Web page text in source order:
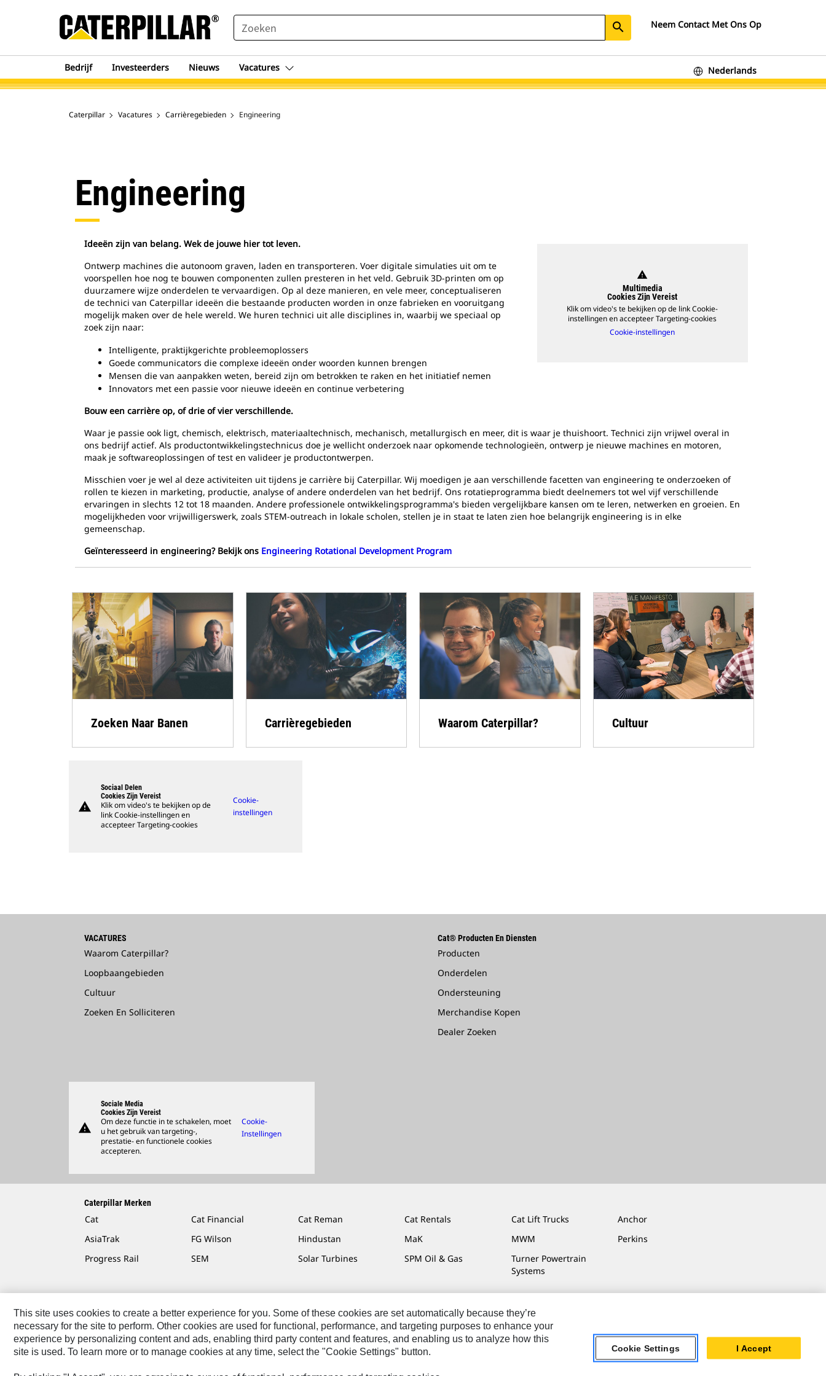
SEARCH search Neem Contact Met Ons Op
Bedrijf Investeerders Nieuws Vacatures Nederlands
Caterpillar Vacatures Carrièregebieden Engineering
Engineering
Ideeën zijn van belang. Wek de jouwe hier tot leven.
Ontwerp machines die autonoom graven, laden en transporteren. Voer digitale simulaties uit om te
voorspellen hoe nog te bouwen componenten zullen presteren in het veld. Gebruik 3D-printen om op
duurzamere wijze onderdelen te vervaardigen. Op al deze manieren, en vele meer, conceptualiseren
de technici van Caterpillar ideeën die bestaande producten worden in onze fabrieken en vooruitgang
mogelijk maken over de hele wereld. We huren technici uit alle disciplines in, waarbij we speciaal op
zoek zijn naar:
Intelligente, praktijkgerichte probleemoplossers
Goede communicators die complexe ideeën onder woorden kunnen brengen
Mensen die van aanpakken weten, bereid zijn om betrokken te raken en het initiatief nemen
Innovators met een passie voor nieuwe ideeën en continue verbetering
warning
Multimedia
Cookies Zijn Vereist
Klik om video's te bekijken op de link Cookie-
instellingen en accepteer Targeting-cookies
Cookie-instellingen
Bouw een carrière op, of drie of vier verschillende.
Waar je passie ook ligt, chemisch, elektrisch, materiaaltechnisch, mechanisch, metallurgisch en meer, dit is waar je thuishoort. Technici zijn vrijwel overal in
ons bedrijf actief. Als productontwikkelingstechnicus doe je wellicht onderzoek naar opkomende technologieën, ontwerp je nieuwe machines en motoren,
maak je softwareoplossingen of test en valideer je productontwerpen.
Misschien voer je wel al deze activiteiten uit tijdens je carrière bij Caterpillar. Wij moedigen je aan verschillende facetten van engineering te onderzoeken of
rollen te kiezen in marketing, productie, analyse of andere onderdelen van het bedrijf. Ons rotatieprogramma biedt deelnemers tot wel vijf verschillende
ervaringen in slechts 12 tot 18 maanden. Andere professionele ontwikkelingsprogramma's bieden vergelijkbare kansen om te leren, netwerken en groeien. En
mogelijkheden voor vrijwilligerswerk, zoals STEM-outreach in lokale scholen, stellen je in staat te laten zien hoe belangrijk engineering is in elke
gemeenschap.
Geïnteresseerd in engineering? Bekijk ons Engineering Rotational Development Program
Zoeken Naar Banen Carrièregebieden Waarom Caterpillar? Cultuur
warning
Sociaal Delen
Cookies Zijn Vereist
Klik om video's te bekijken op de
link Cookie-instellingen en
accepteer Targeting-cookies
Cookie-
instellingen
VACATURES
Waarom Caterpillar?
Loopbaangebieden
Cultuur
Zoeken En Solliciteren
Cat® Producten En Diensten
Producten
Onderdelen
Ondersteuning
Merchandise Kopen
Dealer Zoeken
warning
Sociale Media
Cookies Zijn Vereist
Om deze functie in te schakelen, moet
u het gebruik van targeting-,
prestatie- en functionele cookies
accepteren.
Cookie-
Instellingen
Caterpillar Merken
Cat Cat Financial Cat Reman Cat Rentals Cat Lift Trucks
Anchor
AsiaTrak
FG Wilson Hindustan MaK MWM
Perkins
Progress Rail
SEM Solar Turbines SPM Oil & Gas
Turner Powertrain
Systems
Contact Site Map Cookie Settings Legal Privacy Cat.com
© 2026 Caterpillar. All Rights Reserved.
This site uses cookies to create a better experience for you. Some of these cookies are set automatically because they’re
necessary for the site to perform. Other cookies are used for functional, performance, and targeting purposes to enhance your
experience by personalizing content and ads, enabling third party content and features, and enabling us to analyze how this
site is used. To learn more or to manage cookies at any time, select the "Cookie Settings" button.
Cookie Settings I Accept